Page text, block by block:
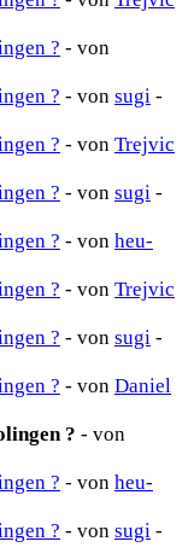
? - von
? - von sugi -
? - von Trejvic
? - von sugi -
? - von heu-
? - von Trejvic
? - von sugi -
? - von Daniel
? - von
? - von heu-
? - von sugi -